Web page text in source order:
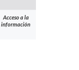
Acceso a la
información